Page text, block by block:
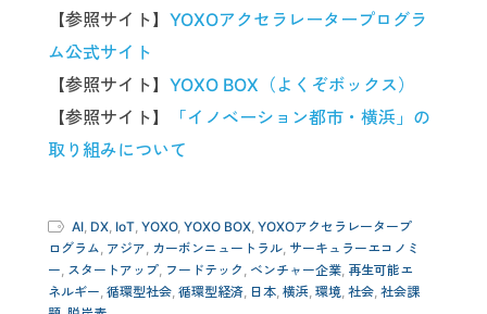
【参照サイト】 YOXOアクセラレータープログラ
ム公式サイト
【参照サイト】 YOXO BOX（よくぞボックス）
【参照サイト】
「イノベーション都市・横浜」の
取り組みについて
AI, DX, IoT, YOXO, YOXO BOX, YOXOアクセラレータープ
ログラム, アジア, カーボンニュートラル, サーキュラーエコノミ
ー, スタートアップ, フードテック , ベンチャー企業, 再生可能エ
ネルギー, 循環型社会, 循環型経済, 日本, 横浜, 環境, 社会, 社会課